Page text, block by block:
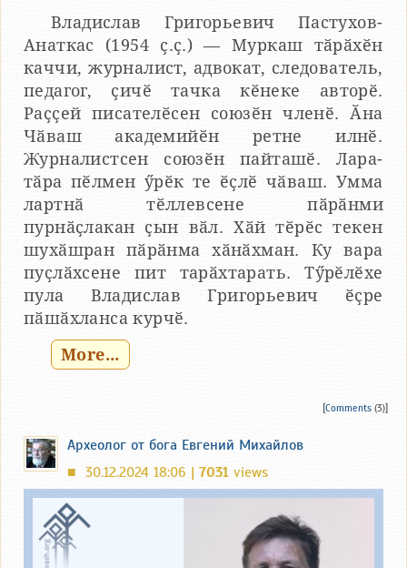
Владислав Григорьевич Пастухов-
Анаткас (1954 ҫ.ҫ.) — Муркаш тӑрӑхӗн
каччи, журналист, адвокат, следователь,
педагог, ҫичӗ тачка кӗнеке авторӗ.
Раҫҫей писателӗсен союзӗн членӗ. Ӑна
Чӑваш академийӗн ретне илнӗ.
Журналистсен союзӗн пайташӗ. Лара-
тӑра пӗлмен ӳрӗк те ӗҫлӗ чӑваш. Умма
лартнӑ тӗллевсене пӑрӑнми
пурнӑҫлакан ҫын вӑл. Хӑй тӗрӗс текен
шухӑшран пӑрӑнма хӑнӑхман. Ку вара
пуҫлӑхсене пит тарӑхтарать. Тӳрӗлӗхе
пула Владислав Григорьевич ӗҫре
пӑшӑхланса курчӗ.
More...
[Comments (3)]
Археолог от бога Евгений Михайлов
■ 30.12.2024 18:06 | 7031 views